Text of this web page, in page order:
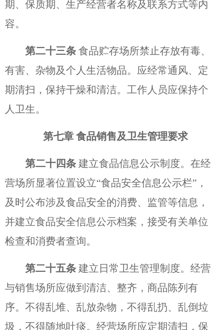
期、保质期、生产经营者名称及联系方式等内
容。
第二十三条 食品贮存场所禁止存放有毒、
有害、杂物及个人生活物品。应经常通风、定
期清扫，保持干燥和清洁。工作人员应保持个
人卫生。
第七章 食品销售及卫生管理要求
第二十四条 建立食品信息公示制度。在经
营场所显著位置设立“食品安全信息公示栏”，
及时公布涉及食品安全的消费、监管等信息，
并建立食品安全信息公示档案，接受有关单位
检查和消费者查询。
第二十五条 建立日常卫生管理制度。经营
与销售场所应做到清洁、整齐，商品陈列有
序。不得乱堆、乱放杂物，不得乱扔、乱倒垃
圾，不得随地吐痰。经营场所应定期清扫，保